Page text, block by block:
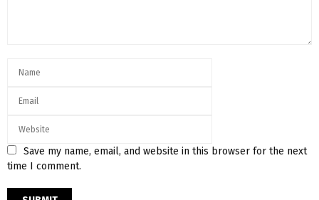
Save my name, email, and website in this browser for the next
time I comment.